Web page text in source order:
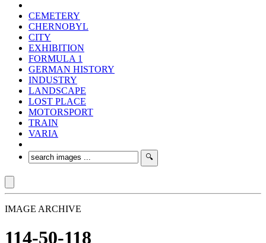
CEMETERY
CHERNOBYL
CITY
EXHIBITION
FORMULA 1
GERMAN HISTORY
INDUSTRY
LANDSCAPE
LOST PLACE
MOTORSPORT
TRAIN
VARIA
IMAGE ARCHIVE
114-50-118